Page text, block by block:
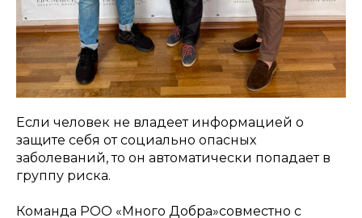
Если человек не владеет информацией о
защите себя от социально опасных
заболеваний, то он автоматически попадает в
группу риска.
Команда РОО «Много Добра»совместно с